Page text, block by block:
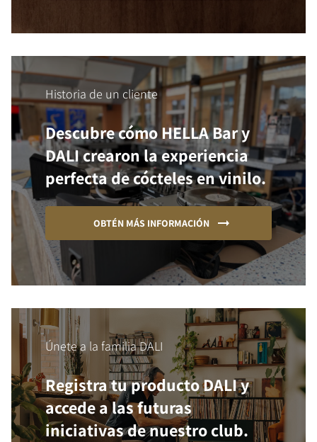
Historia de un cliente
Descubre cómo HELLA Bar y
DALI crearon la experiencia
perfecta de cócteles en vinilo.
OBTÉN MÁS INFORMACIÓN
Únete a la familia DALI
Registra tu producto DALI y
accede a las futuras
iniciativas de nuestro club.